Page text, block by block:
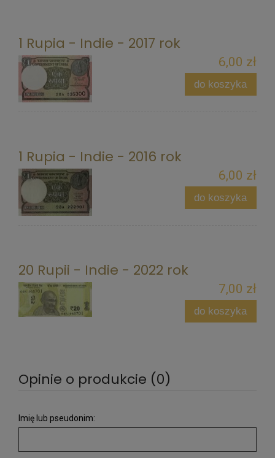
1 Rupia - Indie - 2017 rok
6,00 zł
do koszyka
1 Rupia - Indie - 2016 rok
6,00 zł
do koszyka
20 Rupii - Indie - 2022 rok
7,00 zł
do koszyka
Opinie o produkcie (0)
Imię lub pseudonim: